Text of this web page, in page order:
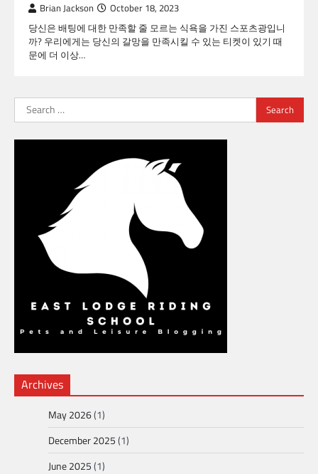
Brian Jackson October 18, 2023
당신은 배팅에 대한 만족할 줄 모르는 식욕을 가진 스포츠광입니
까? 우리에게는 당신의 갈망을 만족시킬 수 있는 티켓이 있기 때
문에 더 이상…
Search
for:
Archives
May 2026(1)
December 2025(1)
June 2025(1)